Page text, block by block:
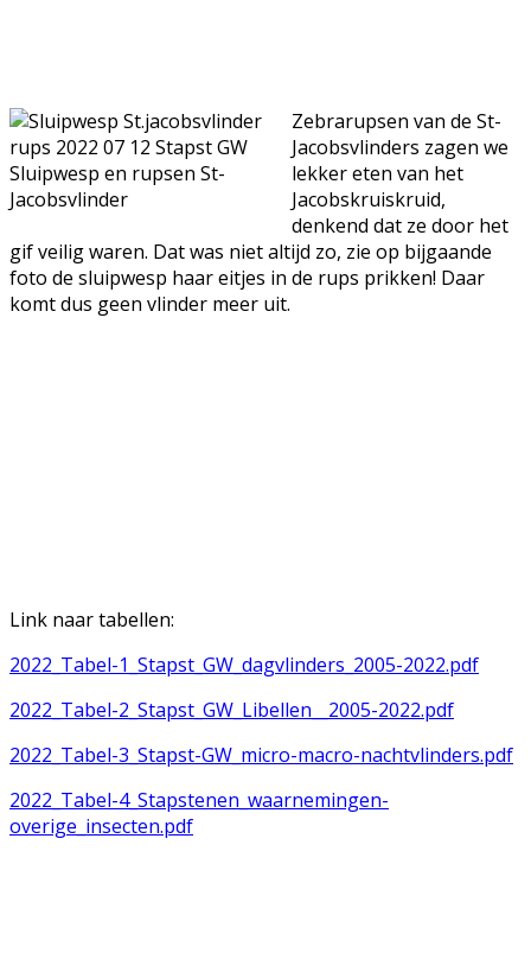
Sluipwesp en rupsen St-
Jacobsvlinder
Zebrarupsen van de St-
Jacobsvlinders zagen we
lekker eten van het
Jacobskruiskruid,
denkend dat ze door het
gif veilig waren. Dat was niet altijd zo, zie op bijgaande
foto de sluipwesp haar eitjes in de rups prikken! Daar
komt dus geen vlinder meer uit.
Link naar tabellen:
2022_Tabel-1_Stapst_GW_dagvlinders_2005-2022.pdf
2022_Tabel-2_Stapst_GW_Libellen__2005-2022.pdf
2022_Tabel-3_Stapst-GW_micro-macro-nachtvlinders.pdf
2022_Tabel-4_Stapstenen_waarnemingen-
overige_insecten.pdf